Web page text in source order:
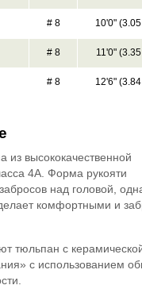
# 8 10'0"
# 8 11'0"
# 8 12'6"
из высококачественной
4A. Форма рукояти
над головой,
комфортными и
тюльпан с
с использованием